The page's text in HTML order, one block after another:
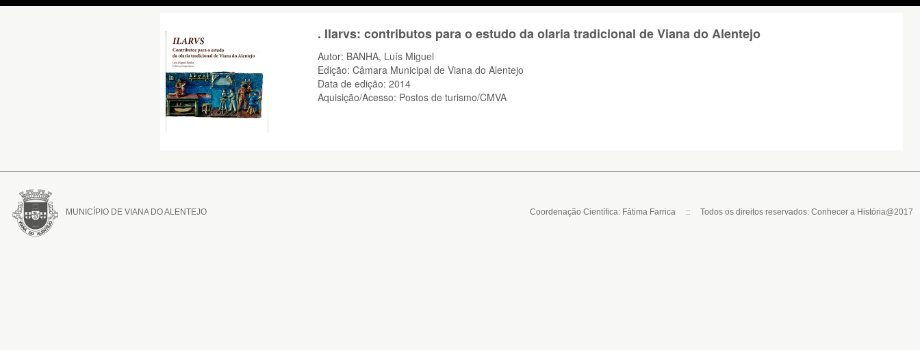
. Ilarvs: contributos para o estudo da olaria tradicional de Viana do Alentejo
Autor: BANHA, Luís Miguel
Edição: Câmara Municipal de Viana do Alentejo
Data de edição: 2014
Aquisição/Acesso: Postos de turismo/CMVA
MUNICÍPIO DE VIANA DO ALENTEJO Coordenação Científica: Fátima Farrica :: Todos os direitos reservados: Conhecer a História@2017